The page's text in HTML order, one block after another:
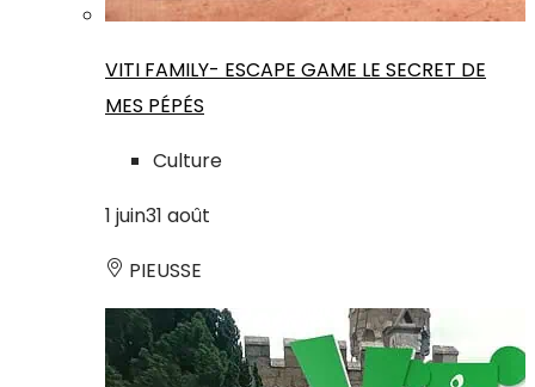
VITI FAMILY- ESCAPE GAME LE SECRET DE
MES PÉPÉS
Culture
1 juin31 août
PIEUSSE